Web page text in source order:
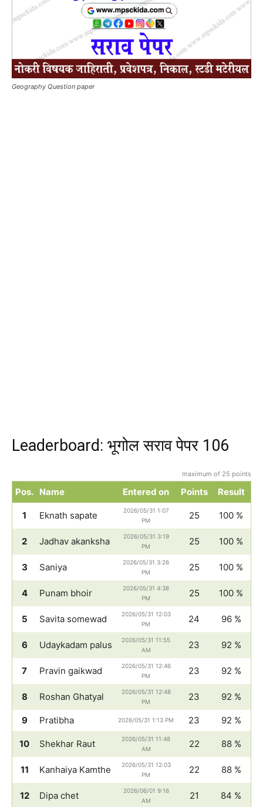
Geography Question paper
Leaderboard: भूगोल सराव पेपर 106
maximum of 25 points
Pos. Name Entered on Points Result
1 Eknath sapate
2026/05/31 1:07
PM
25 100 %
2 Jadhav akanksha
2026/05/31 3:19
PM
25 100 %
3 Saniya
2026/05/31 3:26
PM
25 100 %
4 Punam bhoir
2026/05/31 4:38
PM
25 100 %
5 Savita somewad
2026/05/31 12:03
PM
24 96 %
6 Udaykadam palus
2026/05/31 11:55
AM
23 92 %
7 Pravin gaikwad
2026/05/31 12:46
PM
23 92 %
8 Roshan Ghatyal
2026/05/31 12:48
PM
23 92 %
9 Pratibha 2026/05/31 1:13 PM 23 92 %
10 Shekhar Raut
2026/05/31 11:48
AM
22 88 %
11 Kanhaiya Kamthe
2026/05/31 12:03
PM
22 88 %
12 Dipa chet
2026/06/01 9:16
AM
21 84 %